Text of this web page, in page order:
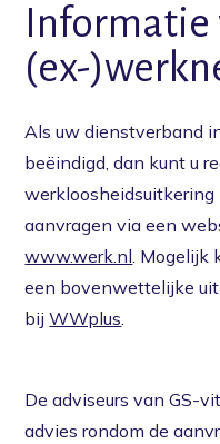
Informatie
(ex-
Als uw dienstverband
beëindigd, dan kunt u
aanvragen via een
www.werk.nl .
een bovenwettelijke
bijWWplus
De adviseurs van GS-
advies rondom de